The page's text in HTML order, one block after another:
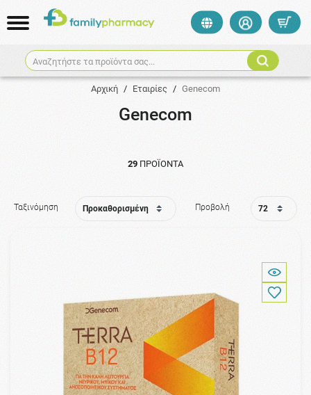
Αναζητήστε τα προϊόντα σας...
Αρχική / Εταιρίες / Genecom
Genecom
29 ΠΡΟΪΌΝΤΑ
Ταξινόμηση Προβολή